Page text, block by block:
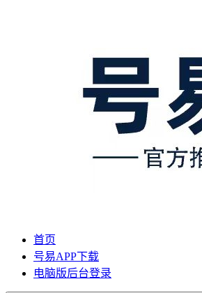
首页
号易APP下载
电脑版后台登录